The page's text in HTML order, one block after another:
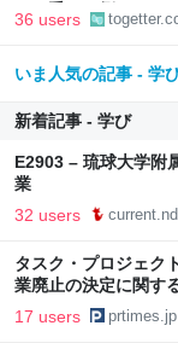
り、受ける側として
36 users
いま人気の記事 - 学
新着記事 - 学び
E2903 – 琉球大学附
業
32 users
タスク・プロジェク
業廃止の決定に関す
17 users prtimes.jp